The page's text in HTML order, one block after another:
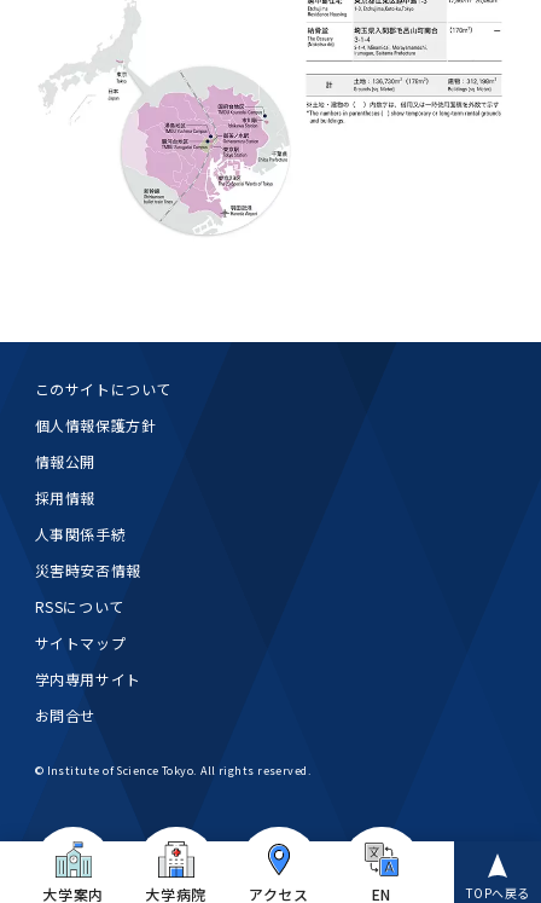
大学案内 大学病院 アクセス EN TOPへ戻る
このサイトについて
個人情報保護方針
情報公開
採用情報
人事関係手続
災害時安否情報
RSSについて
サイトマップ
学内専用サイト
お問合せ
© Institute of Science Tokyo. All rights reserved.